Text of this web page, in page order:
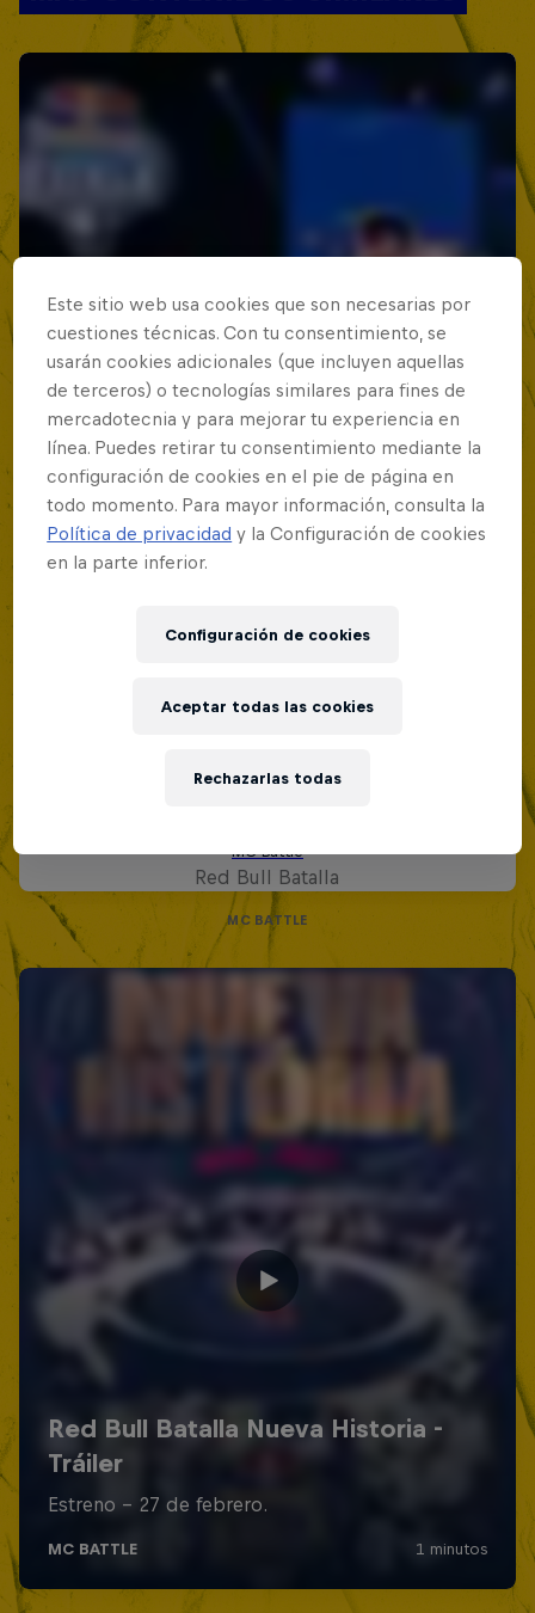
Red Bull Batalla
MC BATTLE
Este sitio web usa cookies que son necesarias por
cuestiones técnicas. Con tu consentimiento, se
usarán cookies adicionales (que incluyen aquellas
de terceros) o tecnologías similares para fines de
mercadotecnia y para mejorar tu experiencia en
línea. Puedes retirar tu consentimiento mediante la
configuración de cookies en el pie de página en
todo momento. Para mayor información, consulta la
Política de privacidad y la Configuración de cookies
en la parte inferior.
Configuración de cookies
Rechazarlas todas
Aceptar todas las cookies